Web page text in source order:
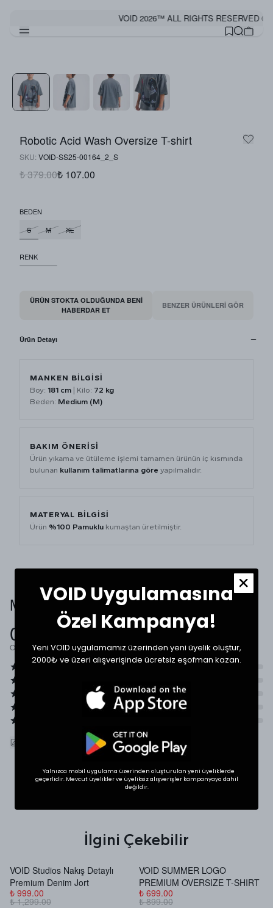
VOID 2026™ ALL RIGHTS RESERVED ©
Robotic Acid Wash Oversize T-shirt
SKU: VOID-SS25-00164_2_S
₺ 379.00₺ 107.00
BEDEN
S
M XL
RENK
ÜRÜN STOKTA OLDUĞUNDA BENI
HABERDAR ET
BENZER ÜRÜNLERİ GÖR
Ürün Detayı
MANKEN BİLGİSİ
Boy: 181 cm | Kilo: 72 kg
Beden: Medium (M)
BAKIM ÖNERİSİ
Ürün yıkama ve ütüleme işlemi tamamen ürünün iç kısmında
bulunan kullanım talimatlarına göre yapılmalıdır.
MATERYAL BİLGİSİ
Ürün %100 Pamuklu kumaştan üretilmiştir.
Müşteri Yorumları
0.0
Ortalama Puan
ÜRÜNÜ DEĞERLENDIR
İlgini Çekebilir
VOID Studios Nakış Detaylı
Premium Denim Jort
₺ 999.00
₺ 1,299.00
VOID SUMMER LOGO
PREMIUM OVERSIZE T-SHIRT
₺ 699.00
₺ 899.00
VOID Uygulamasına
Özel Kampanya!
Yeni VOID uygulamamız üzerinden yeni üyelik oluştur,
2000₺ ve üzeri alışverişinde ücretsiz eşofman kazan.
Yalnızca mobil uygulama üzerinden oluşturulan yeni üyeliklerde
geçerlidir. Mevcut üyelikler ve üyeliksiz alışverişler kampanyaya dahil
değildir.